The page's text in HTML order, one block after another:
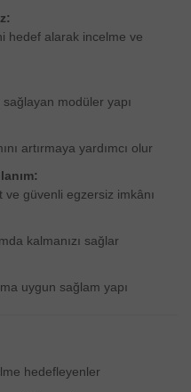
hedef alarak incelme ve
modüler yapı
artırmaya yardımcı olur
güvenli egzersiz imkânı
kalmanızı sağlar
uygun sağlam yapı
hedefleyenler